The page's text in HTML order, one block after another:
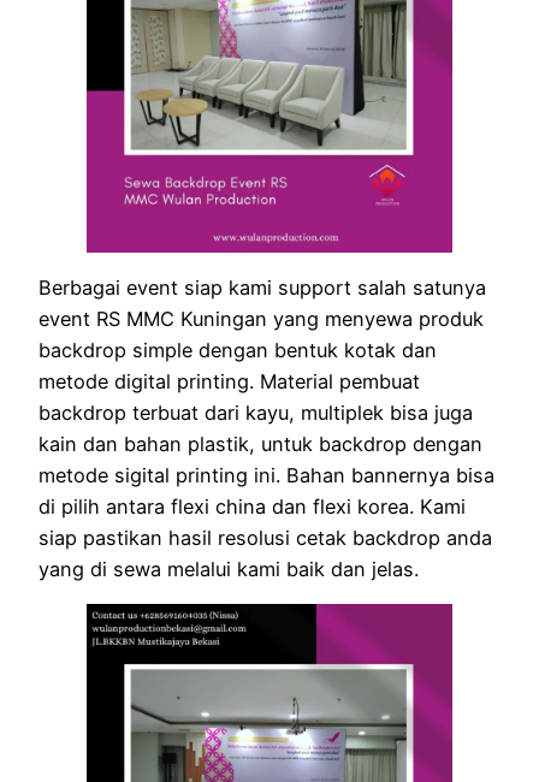
Berbagai event siap kami support salah satunya
event RS MMC Kuningan yang menyewa produk
backdrop simple dengan bentuk kotak dan
metode digital printing. Material pembuat
backdrop terbuat dari kayu, multiplek bisa juga
kain dan bahan plastik, untuk backdrop dengan
metode sigital printing ini. Bahan bannernya bisa
di pilih antara flexi china dan flexi korea. Kami
siap pastikan hasil resolusi cetak backdrop anda
yang di sewa melalui kami baik dan jelas.